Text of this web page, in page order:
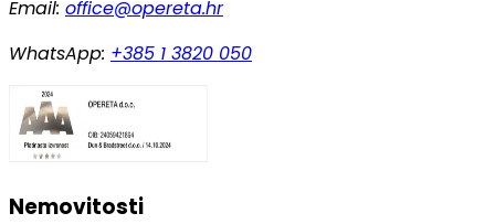
Email: office@opereta.hr
WhatsApp: +385 1 3820 050
Nemovitosti